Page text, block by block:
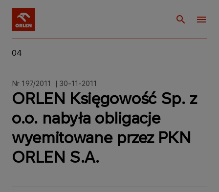
04
Nr 197/2011 | 30-11-2011
ORLEN Księgowość Sp. z
o.o. nabyła obligacje
wyemitowane przez PKN
ORLEN S.A.